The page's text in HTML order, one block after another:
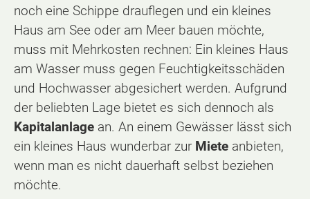
noch eine Schippe drauflegen und ein kleines
Haus am See oder am Meer bauen möchte,
muss mit Mehrkosten rechnen: Ein kleines Haus
am Wasser muss gegen Feuchtigkeitsschäden
und Hochwasser abgesichert werden. Aufgrund
der beliebten Lage bietet es sich dennoch als
Kapitalanlage an. An einem Gewässer lässt sich
ein kleines Haus wunderbar zur Miete anbieten,
wenn man es nicht dauerhaft selbst beziehen
möchte.